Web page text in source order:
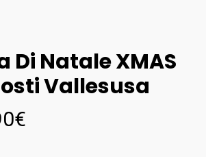
Di Natale XMAS
Vallesusa
€